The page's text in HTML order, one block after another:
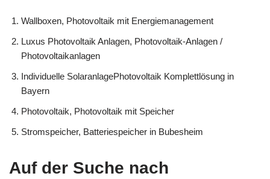
Wallboxen, Photovoltaik mit Energiemanagement
Luxus Photovoltaik Anlagen, Photovoltaik-Anlagen /
Photovoltaikanlagen
Individuelle SolaranlagePhotovoltaik Komplettlösung in
Bayern
Photovoltaik, Photovoltaik mit Speicher
Stromspeicher, Batteriespeicher in Bubesheim
Auf der Suche nach